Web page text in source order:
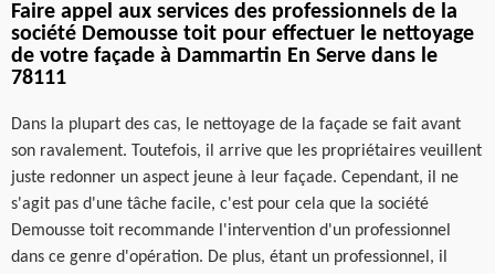
Faire appel aux services des professionnels de la
société Demousse toit pour effectuer le nettoyage
de votre façade à Dammartin En Serve dans le
78111
Dans la plupart des cas, le nettoyage de la façade se fait avant
son ravalement. Toutefois, il arrive que les propriétaires veuillent
juste redonner un aspect jeune à leur façade. Cependant, il ne
s'agit pas d'une tâche facile, c'est pour cela que la société
Demousse toit recommande l'intervention d'un professionnel
dans ce genre d'opération. De plus, étant un professionnel, il